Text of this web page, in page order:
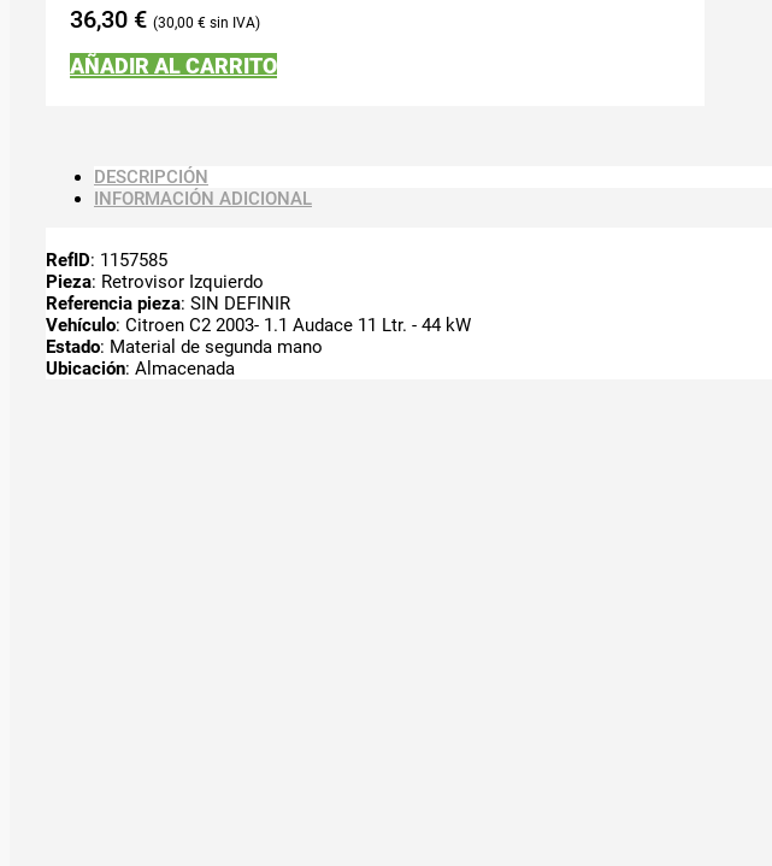
36,30 € 30,00 €
AÑADIR AL CARRITO
DESCRIPCIÓN
INFORMACIÓN ADICIONAL
RefID: 1157585
Pieza: Retrovisor Izquierdo
Referencia pieza: SIN DEFINIR
Vehículo: Citroen C2 2003- 1.1 Audace 11 Ltr. - 44 kW
Estado: Material de segunda mano
Ubicación: Almacenada